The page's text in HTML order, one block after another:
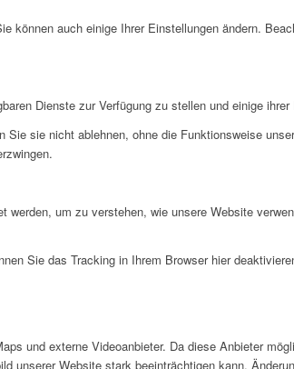
können auch einige Ihrer Einstellungen ändern.
Dienste zur Verfügung zu stellen und einige
sie nicht ablehnen, ohne die Funktionsweise
um zu verstehen, wie unsere Website
Sie das Tracking in Ihrem Browser hier
und externe Videoanbieter. Da diese Anbieter
Website stark beeinträchtigen kann.